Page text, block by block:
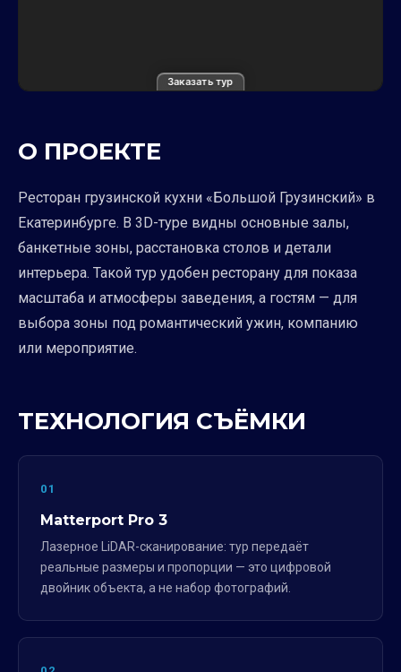
Заказать тур
О ПРОЕКТЕ
Ресторан грузинской кухни «Большой Грузинский» в
Екатеринбурге. В 3D-туре видны основные залы,
банкетные зоны, расстановка столов и детали
интерьера. Такой тур удобен ресторану для показа
масштаба и атмосферы заведения, а гостям — для
выбора зоны под романтический ужин, компанию
или мероприятие.
ТЕХНОЛОГИЯ СЪЁМКИ
01
Matterport Pro 3
Лазерное LiDAR-сканирование: тур передаёт
реальные размеры и пропорции — это цифровой
двойник объекта, а не набор фотографий.